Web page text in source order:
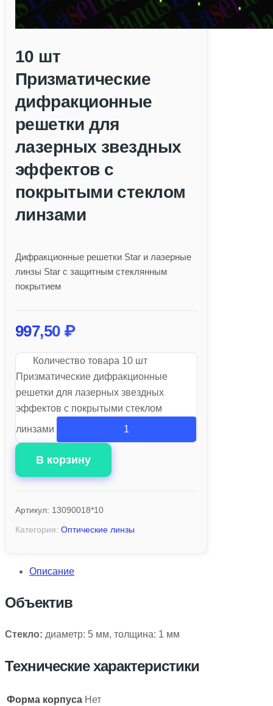
10 шт
Призматические
дифракционные
решетки для
лазерных звездных
эффектов с
покрытыми стеклом
линзами
Дифракционные решетки Star и лазерные
линзы Star с защитным стеклянным
покрытием
997,50 ₽
Количество товара 10 шт
Призматические дифракционные
решетки для лазерных звездных
эффектов с покрытыми стеклом
линзами
В корзину
Артикул: 13090018*10
Категория: Оптические линзы
Описание
Объектив
Стекло: диаметр: 5 мм, толщина: 1 мм
Технические характеристики
Форма корпуса Нет